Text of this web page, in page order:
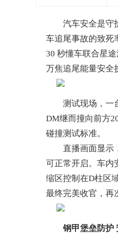
汽车安全是守护
车追尾事故的致死
30 秒懂车联合星
万焦追尾能量安全
测试现场，一台
DM继而撞向前方
碰撞测试标准。
直播画面显示，
可正常开启。车内
缩区控制在D柱区
最终完美收官，再
钢甲堡垒防护